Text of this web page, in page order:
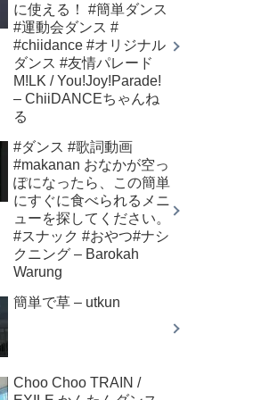
に使える！ #簡単ダンス
#運動会ダンス #
#chiidance #オリジナル
ダンス #友情パレード
M!LK / You!Joy!Parade!
– ChiiDANCEちゃんね
る
#ダンス #歌詞動画
#makanan おなかが空っ
ぽになったら、この簡単
にすぐに食べられるメニ
ューを探してください。
#スナック #おやつ#ナシ
クニング – Barokah
Warung
簡単で草 – utkun
Choo Choo TRAIN /